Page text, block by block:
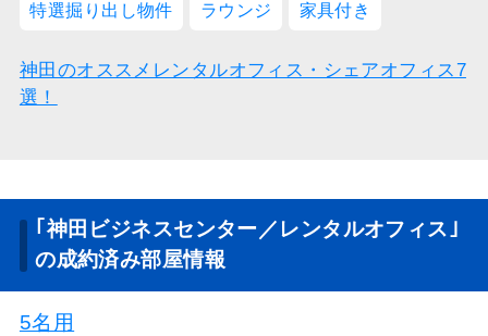
特選掘り出し物件 ラウンジ 家具付き
神田のオススメレンタルオフィス・シェアオフィス7
選！
｢神田ビジネスセンター／レンタルオフィス｣
の成約済み部屋情報
5名用